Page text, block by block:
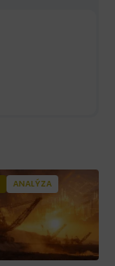
ANALÝZA